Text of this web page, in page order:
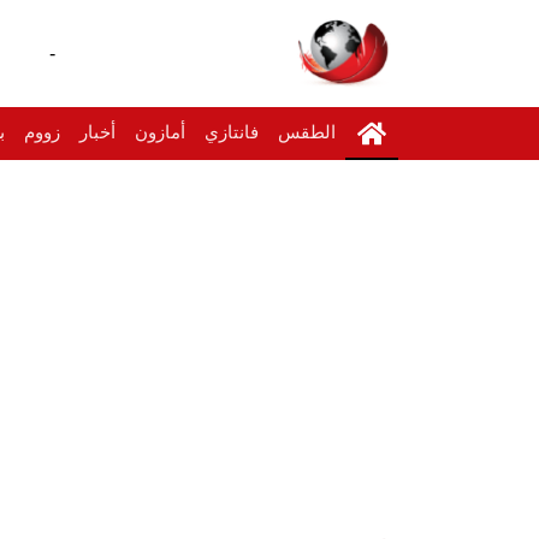
-
الطقس فانتازي أمازون أخبار زووم